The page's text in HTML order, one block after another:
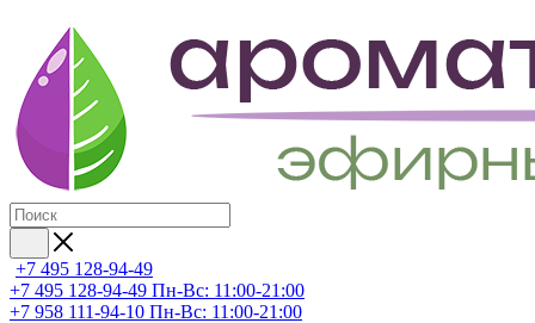
+7 495 128-94-49
+7 495 128-94-49 Пн-Вс: 11:00-21:00
+7 958 111-94-10 Пн-Вс: 11:00-21:00